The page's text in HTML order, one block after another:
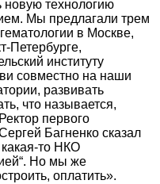
новую технологию
Мы предлагали трем
в Москве,
Петербурге,
институту
совместно на наши
развивать
что называется,
первого
Багненко сказал
то НКО
Но мы же
оплатить».